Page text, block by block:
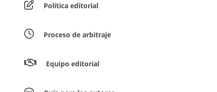
Política editorial
Proceso de arbitraje
Equipo editorial